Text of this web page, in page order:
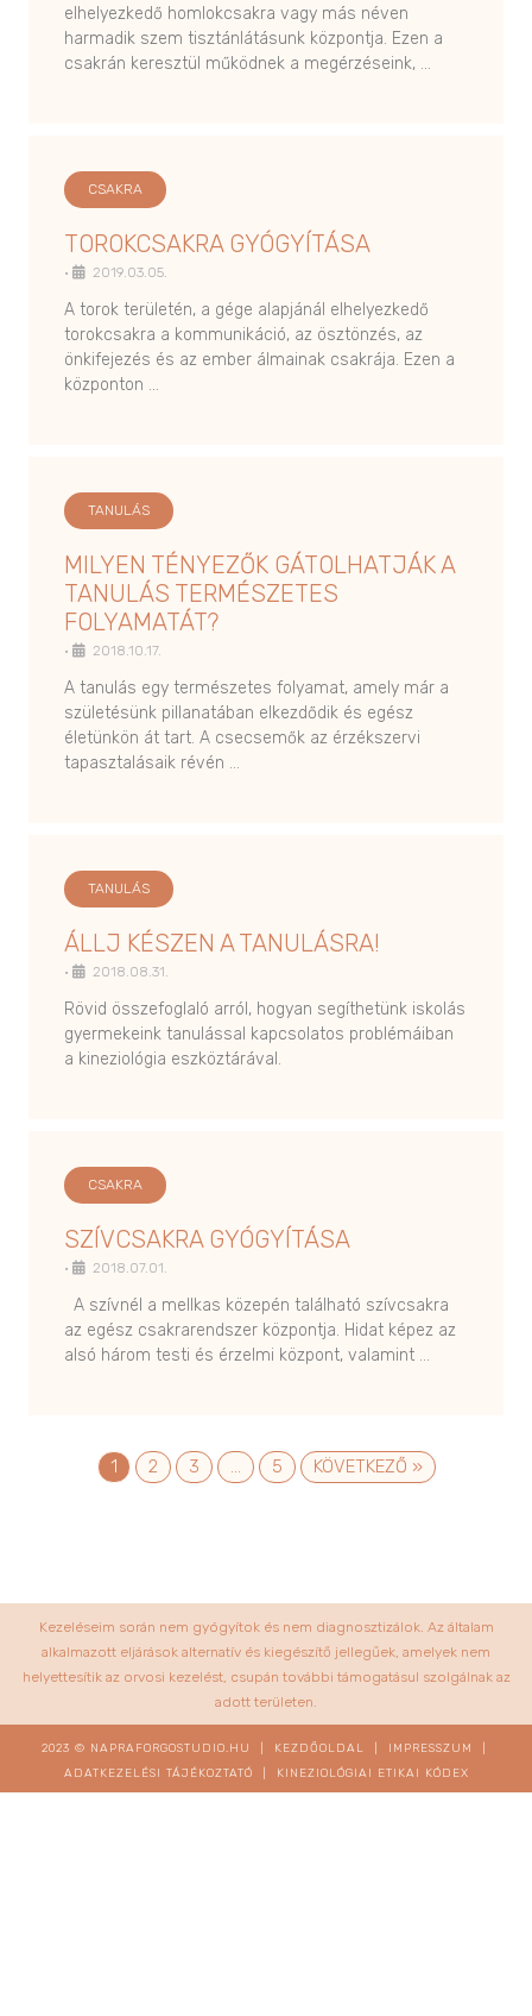
elhelyezkedő homlokcsakra vagy más néven
harmadik szem tisztánlátásunk központja. Ezen a
csakrán keresztül működnek a megérzéseink, …
CSAKRA
TOROKCSAKRA GYÓGYÍTÁSA
• 2019.03.05.
A torok területén, a gége alapjánál elhelyezkedő
torokcsakra a kommunikáció, az ösztönzés, az
önkifejezés és az ember álmainak csakrája. Ezen a
központon …
TANULÁS
MILYEN TÉNYEZŐK GÁTOLHATJÁK A
TANULÁS TERMÉSZETES
FOLYAMATÁT?
• 2018.10.17.
A tanulás egy természetes folyamat, amely már a
születésünk pillanatában elkezdődik és egész
életünkön át tart. A csecsemők az érzékszervi
tapasztalásaik révén …
TANULÁS
ÁLLJ KÉSZEN A TANULÁSRA!
• 2018.08.31.
Rövid összefoglaló arról, hogyan segíthetünk iskolás
gyermekeink tanulással kapcsolatos problémáiban
a kineziológia eszköztárával.
CSAKRA
SZÍVCSAKRA GYÓGYÍTÁSA
• 2018.07.01.
A szívnél a mellkas közepén található szívcsakra
az egész csakrarendszer központja. Hidat képez az
alsó három testi és érzelmi központ, valamint …
1 2 3 … 5 KÖVETKEZŐ »
Kezeléseim során nem gyógyítok és nem diagnosztizálok. Az általam
alkalmazott eljárások alternatív és kiegészítő jellegűek, amelyek nem
helyettesítik az orvosi kezelést, csupán további támogatásul szolgálnak az
adott területen.
2023 © NAPRAFORGOSTUDIO.HU | KEZDŐOLDAL IMPRESSZUM
ADATKEZELÉSI TÁJÉKOZTATÓ
KINEZIOLÓGIAI ETIKAI KÓDEX